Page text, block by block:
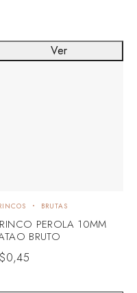
BRUTAS
PEROLA 10MM
BRUTO
0,45
Ver